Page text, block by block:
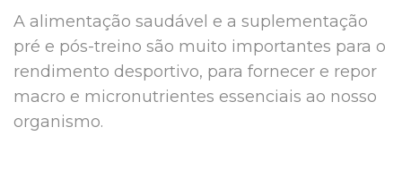
A alimentação saudável e a suplementação
pré e pós-treino são muito importantes para o
rendimento desportivo, para fornecer e repor
macro e micronutrientes essenciais ao nosso
organismo.